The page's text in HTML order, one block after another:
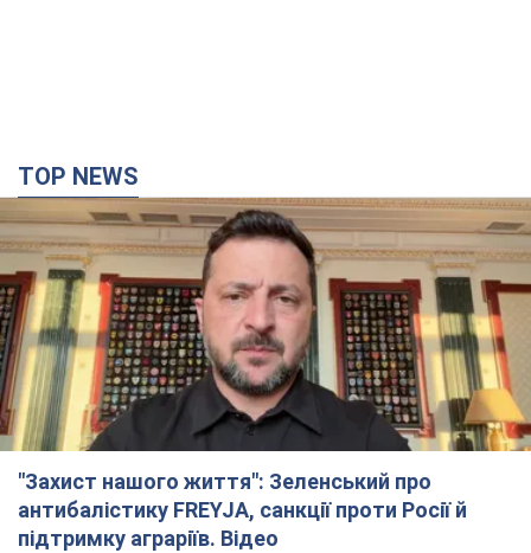
TOP NEWS
"Захист нашого життя": Зеленський про
антибалістику FREYJA, санкції проти Росії й
підтримку аграріїв. Відео